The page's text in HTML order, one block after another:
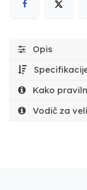
Opis
Kako
Vodič za